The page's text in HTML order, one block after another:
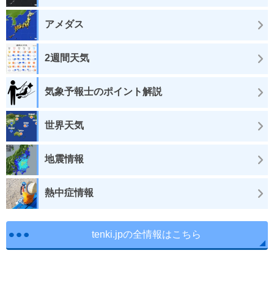
アメダス
2週間天気
気象予報士のポイント解説
世界天気
地震情報
熱中症情報
tenki.jpの全情報はこちら